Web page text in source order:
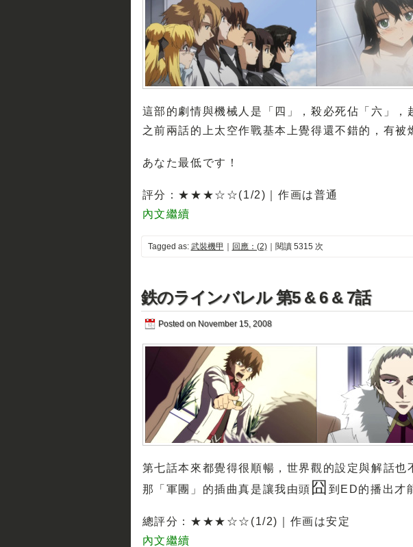
這部的劇情與機械人是「四」，殺必死佔「六」，
之前兩話的上太空作戰基本上覺得還不錯的，有被
あなた最低です！
評分：★★★☆☆(1/2)｜作画は普通
內文繼續
Tagged as: 武裝機甲 回應：(2)｜閱讀 5315 次
鉄のラインバレル 第5 & 6 & 7話
Posted on November 15, 2008
第七話本來都覺得很順暢，世界觀的設定與解話也
那「軍團」的插曲真是讓我由頭 囧 到ED的播出才
總評分：★★★☆☆(1/2)｜作画は安定
內文繼續